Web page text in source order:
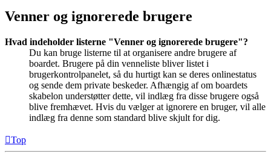
Venner og ignorerede brugere
Hvad indeholder listerne "Venner og ignorerede brugere"?
Du kan bruge listerne til at organisere andre brugere af
boardet. Brugere på din venneliste bliver listet i
brugerkontrolpanelet, så du hurtigt kan se deres onlinestatus
og sende dem private beskeder. Afhængig af om boardets
skabelon understøtter dette, vil indlæg fra disse brugere også
blive fremhævet. Hvis du vælger at ignorere en bruger, vil alle
indlæg fra denne som standard blive skjult for dig.
Top